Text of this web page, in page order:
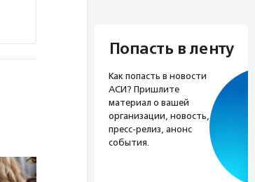
Попасть в ленту
Как попасть в новости
АСИ? Пришлите
материал о вашей
организации, новость,
пресс-релиз, анонс
события.